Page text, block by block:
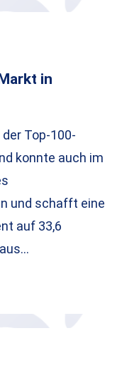
in
Top-100-
konnte auch im
und schafft eine
auf 33,6